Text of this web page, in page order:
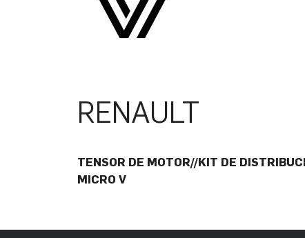
RENAULT
TENSOR DE MOTOR//KIT DE
MICRO V